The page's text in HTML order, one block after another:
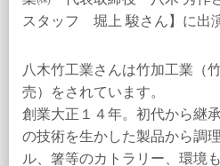
スタッフ 堀上 駿さん】に出
八木竹工業さんは竹加工業（
売）をされています。
創業大正１４年。初代から継
の技術を生かした製品から調
ル、箸等のカトラリー、環境